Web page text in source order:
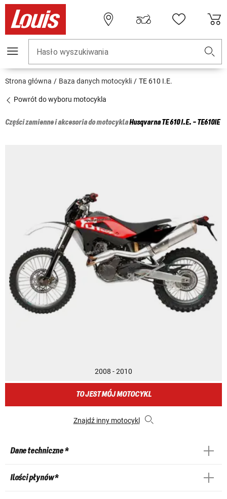
Hasło wyszukiwania
Strona główna Baza danych motocykli TE 610 I.E.
Powrót do wyboru motocykla
Części zamienne i akcesoria do motocyklaHusqvarnaTE 610 I.E. - TE610IE
2008 - 2010
TO JEST MÓJ MOTOCYKL
Znajdź inny motocykl
Dane techniczne *
Ilości płynów *